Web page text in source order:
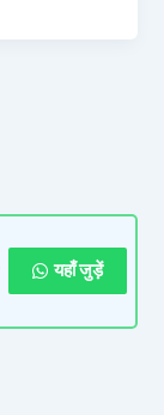
यहाँ जुड़ें